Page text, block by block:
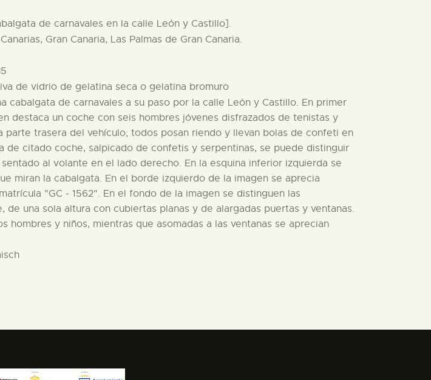
de carnavales en la calle León y Castillo].
Gran Canaria, Las Palmas de Gran Canaria.
de vidrio de gelatina seca o gelatina bromuro
cabalgata de carnavales a su paso por la calle León y Castillo. En primer
destaca un coche con seis hombres jóvenes disfrazados de tenistas y
parte trasera del vehículo; todos posan riendo y llevan bolas de confeti en
de citado coche, salpicado de confetis y serpentinas, se puede distinguir
al volante en el lado derecho. En la esquina inferior izquierda se
miran la cabalgata. En el borde izquierdo de la imagen se aprecia
"GC - 1562". En el fondo de la imagen se distinguen las
de una sola altura con cubiertas planas y de alargadas puertas y ventanas.
hombres y niños, mientras que asomadas a las ventanas se aprecian